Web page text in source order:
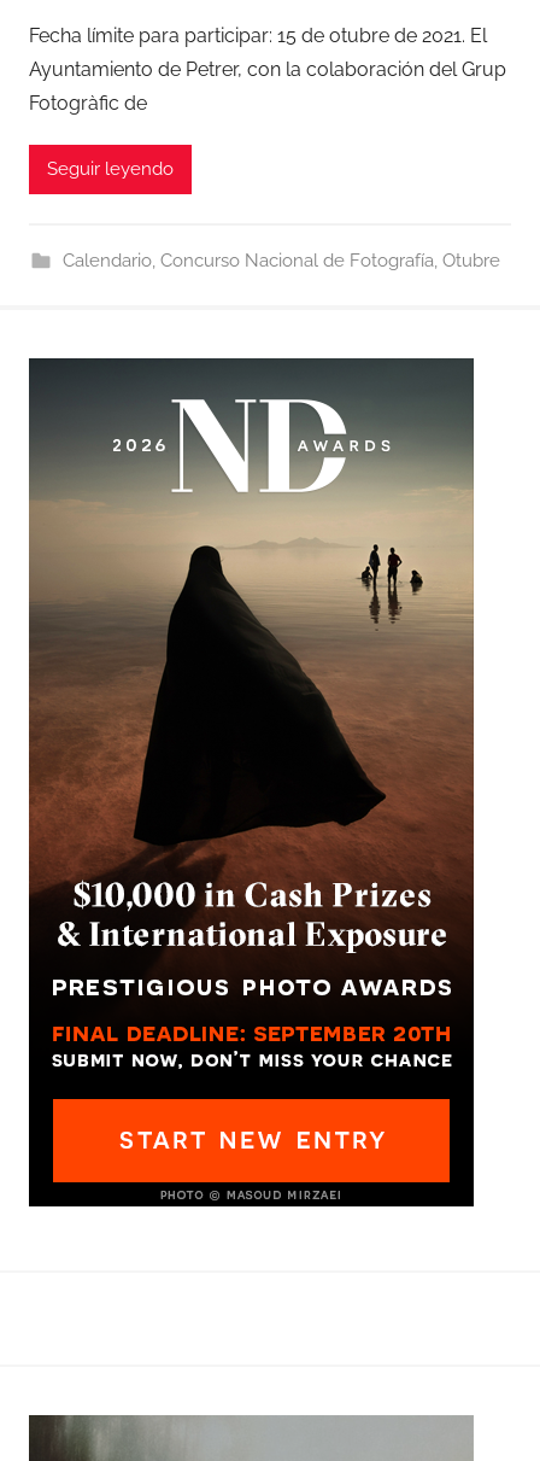
Fecha límite para participar: 15 de otubre de 2021. El
Ayuntamiento de Petrer, con la colaboración del Grup
Fotogràfic de
Seguir leyendo
Calendario, Concurso Nacional de Fotografía, Otubre